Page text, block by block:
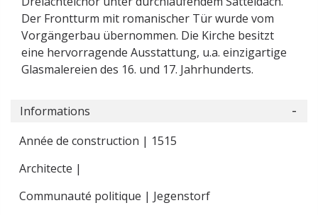
Der Frontturm mit romanischer Tür wurde vom
Vorgängerbau übernommen. Die Kirche besitzt
eine hervorragende Ausstattung, u.a. einzigartige
Glasmalereien des 16. und 17. Jahrhunderts.
Informations
Année de construction | 1515
Architecte |
Communauté politique | Jegenstorf